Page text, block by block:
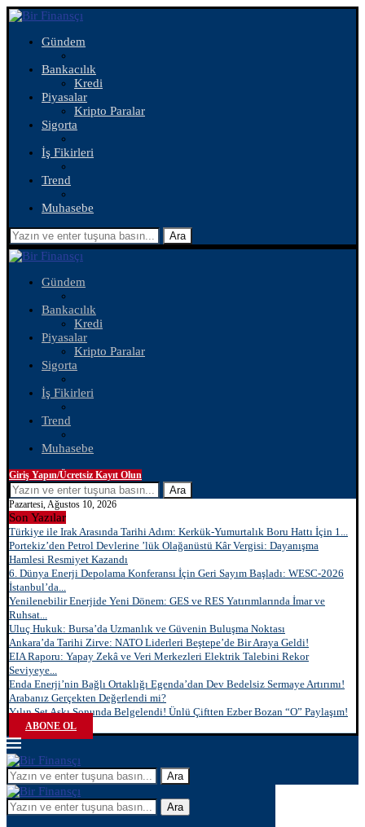
Gündem
Bankacılık
Kredi
Piyasalar
Kripto Paralar
Sigorta
İş Fikirleri
Trend
Muhasebe
Ara
Gündem
Bankacılık
Kredi
Piyasalar
Kripto Paralar
Sigorta
İş Fikirleri
Trend
Muhasebe
Giriş Yapın/Ücretsiz Kayıt Olun
Ara
Pazartesi, Ağustos 10, 2026
Son Yazılar
Türkiye ile Irak Arasında Tarihi Adım: Kerkük-Yumurtalık Boru Hattı İçin 1...
Portekiz’den Petrol Devlerine ’lük Olağanüstü Kâr Vergisi: Dayanışma
Hamlesi Resmiyet Kazandı
6. Dünya Enerji Depolama Konferansı İçin Geri Sayım Başladı: WESC-2026
İstanbul’da...
Yenilenebilir Enerjide Yeni Dönem: GES ve RES Yatırımlarında İmar ve
Ruhsat...
Uluç Hukuk: Bursa’da Uzmanlık ve Güvenin Buluşma Noktası
Ankara’da Tarihi Zirve: NATO Liderleri Beştepe’de Bir Araya Geldi!
EIA Raporu: Yapay Zekâ ve Veri Merkezleri Elektrik Talebini Rekor
Seviyeye...
Enda Enerji’nin Bağlı Ortaklığı Egenda’dan Dev Bedelsiz Sermaye Artırımı!
Arabanız Gerçekten Değerlendi mi?
Yılın Set Aşkı Sonunda Belgelendi! Ünlü Çiftten Ezber Bozan “O” Paylaşım!
ABONE OL
Ara
Ara